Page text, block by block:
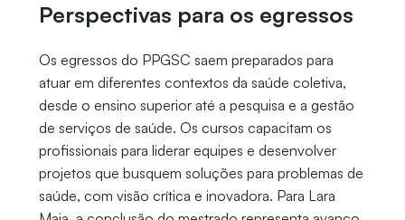
Perspectivas para os egressos
Os egressos do PPGSC saem preparados para
atuar em diferentes contextos da saúde coletiva,
desde o ensino superior até a pesquisa e a gestão
de serviços de saúde. Os cursos capacitam os
profissionais para liderar equipes e desenvolver
projetos que busquem soluções para problemas de
saúde, com visão crítica e inovadora. Para Lara